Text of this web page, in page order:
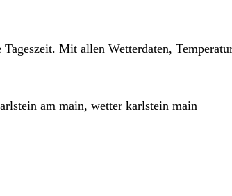
Mit allen Wetterdaten,
am main, wetter karlstein main